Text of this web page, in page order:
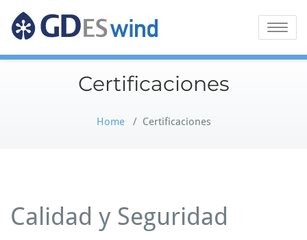
GDES Wind Toggle
Certificaciones
Home/ Certificaciones
Calidad y Seguridad